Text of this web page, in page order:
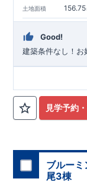
維持するには、
60年間の保証制
土地面積 156.75
Good!
建築条件なし！​お
見学予約
ブルー
尾3棟